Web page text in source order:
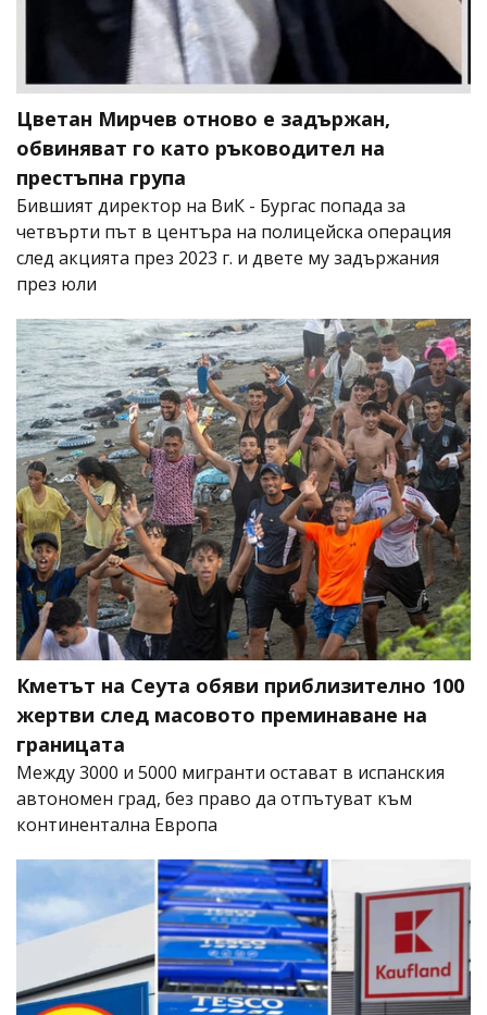
Цветан Мирчев отново е задържан,
обвиняват го като ръководител на
престъпна група
Бившият директор на ВиК - Бургас попада за
четвърти път в центъра на полицейска операция
след акцията през 2023 г. и двете му задържания
през юли
Кметът на Сеута обяви приблизително 100
жертви след масовото преминаване на
границата
Между 3000 и 5000 мигранти остават в испанския
автономен град, без право да отпътуват към
континентална Европа